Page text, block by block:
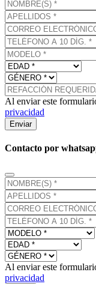
Al enviar este
privacidad
Enviar
Contacto por
Al enviar este
privacidad